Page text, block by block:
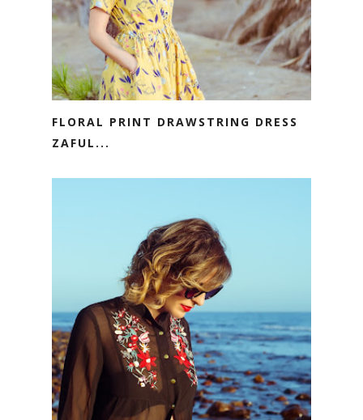
FLORAL PRINT DRAWSTRING DRESS
ZAFUL...